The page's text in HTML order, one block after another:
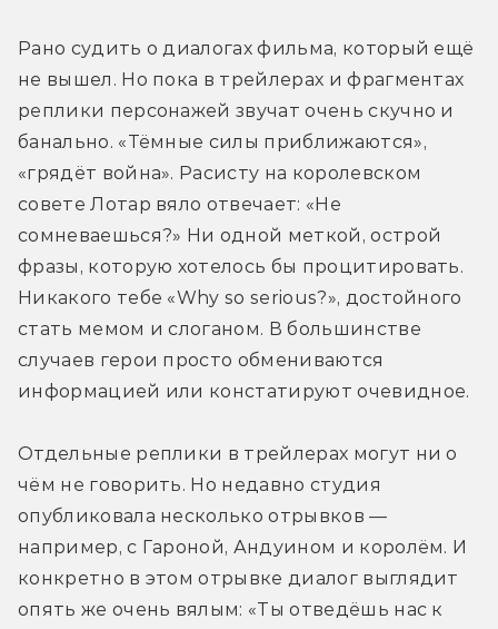
Рано судить о диалогах фильма, который ещё
не вышел. Но пока в трейлерах и фрагментах
реплики персонажей звучат очень скучно и
банально. «Тёмные силы приближаются»,
«грядёт война». Расисту на королевском
совете Лотар вяло отвечает: «Не
сомневаешься?» Ни одной меткой, острой
фразы, которую хотелось бы процитировать.
Никакого тебе «Why so serious?», достойного
стать мемом и слоганом. В большинстве
случаев герои просто обмениваются
информацией или констатируют очевидное.
Отдельные реплики в трейлерах могут ни о
чём не говорить. Но недавно студия
опубликовала несколько отрывков —
например, с Гароной, Андуином и королём. И
конкретно в этом отрывке диалог выглядит
опять же очень вялым: «Ты отведёшь нас к